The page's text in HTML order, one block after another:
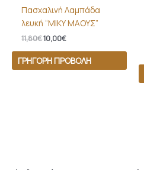
Πασχαλινή Λαμπάδα
λευκή “ΜΙΚΥ ΜΑΟΥΣ”
11,80€10,00€
ΓΡΉΓΟΡΗ ΠΡΟΒΟΛΉ